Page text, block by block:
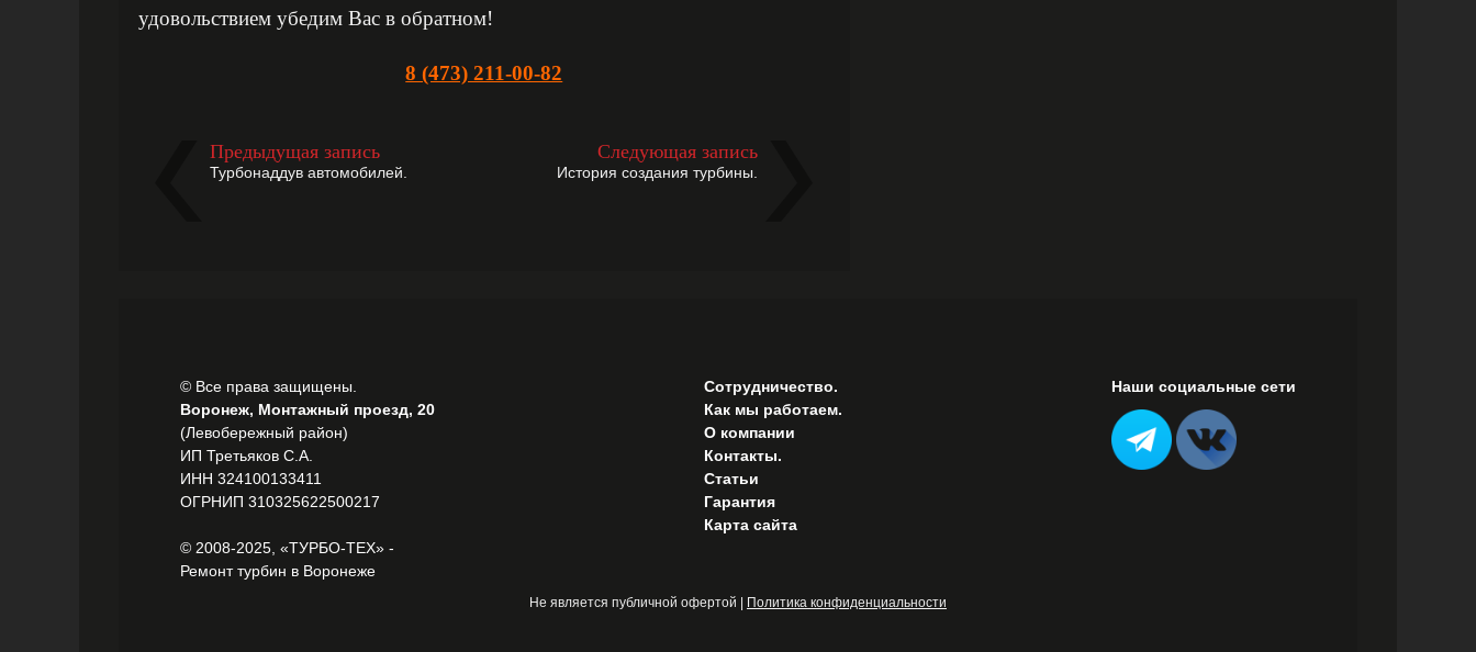
удовольствием убедим Вас в обратном!
8 (473) 211-00-82
Предыдущая запись
Турбонаддув автомобилей.
Следующая запись
История создания турбины.
© Все права защищены.
Воронеж, Монтажный проезд, 20
(Левобережный район)
ИП Третьяков С.А.
ИНН 324100133411
ОГРНИП 310325622500217
© 2008-2025, «ТУРБО-ТЕХ» -
Ремонт турбин в Воронеже
Сотрудничество.
Как мы работаем.
О компании
Контакты.
Статьи
Гарантия
Карта сайта
Наши социальные сети
Не является публичной офертой | Политика конфиденциальности